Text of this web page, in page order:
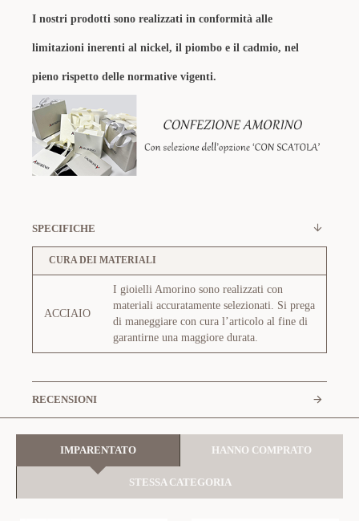
I nostri prodotti sono realizzati in conformità alle
limitazioni inerenti al nickel, il piombo e il cadmio, nel
pieno rispetto delle normative vigenti.
SPECIFICHE
CURA DEI MATERIALI
ACCIAIO
I gioielli Amorino sono realizzati con
materiali accuratamente selezionati. Si prega
di maneggiare con cura l’articolo al fine di
garantirne una maggiore durata.
RECENSIONI
IMPARENTATO HANNO COMPRATO
STESSA CATEGORIA